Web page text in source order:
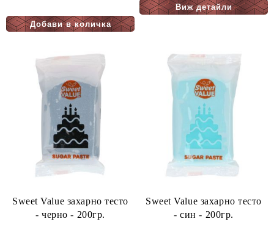
Виж детайли
Sweet Value захарно тесто
- черно - 200гр.
Sweet Value захарно тесто
- син - 200гр.